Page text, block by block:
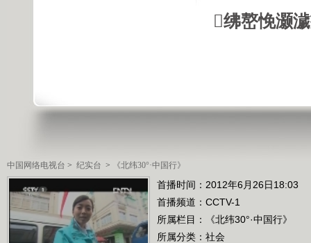
绋嶅悗灏
中国网络电视台 > 纪实台 > 《北纬30°·中国行》
首播时间：2012年6月26日18:03
首播频道： CCTV-1
所属栏目：
《北纬30°·中国行》
所属分类：社会